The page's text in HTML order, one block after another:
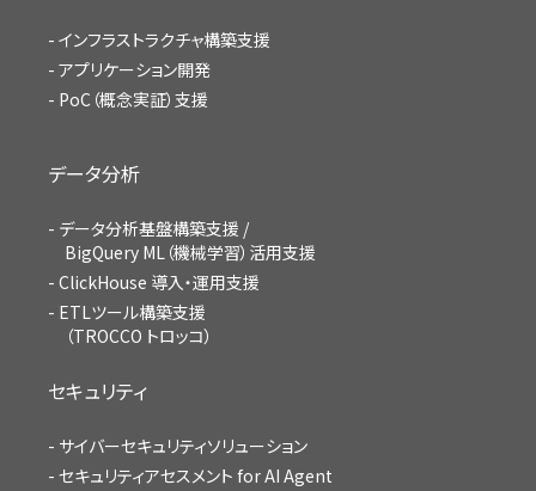
インフラストラクチャ構築支援
アプリケーション開発
PoC（概念実証）支援
データ分析
データ分析基盤構築支援 /
BigQuery ML（機械学習）活用支援
ClickHouse 導入・運用支援
ETLツール構築支援
（TROCCO トロッコ）
セキュリティ
サイバーセキュリティソリューション
セキュリティアセスメント for AI Agent